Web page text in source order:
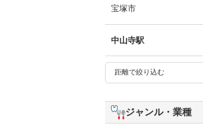
宝塚市
中山寺駅
ジャンル・業種